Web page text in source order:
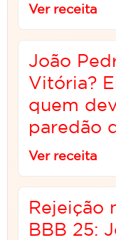
Ver receita
João
Vitória?
quem
paredão
Ver receita
Rejeição
BBB 25: